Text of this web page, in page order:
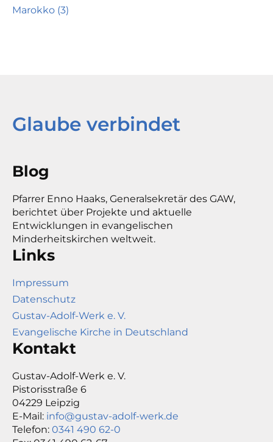
Marokko (3)
Glaube verbindet
Blog
Pfarrer Enno Haaks, Generalsekretär des GAW,
berichtet über Projekte und aktuelle
Entwicklungen in evangelischen
Minderheitskirchen weltweit.
Links
Impressum
Datenschutz
Gustav-Adolf-Werk e. V.
Evangelische Kirche in Deutschland
Kontakt
Gustav-Adolf-Werk e. V.
Pistorisstraße 6
04229 Leipzig
E-Mail: info@gustav-adolf-werk.de
Telefon: 0341 490 62-0